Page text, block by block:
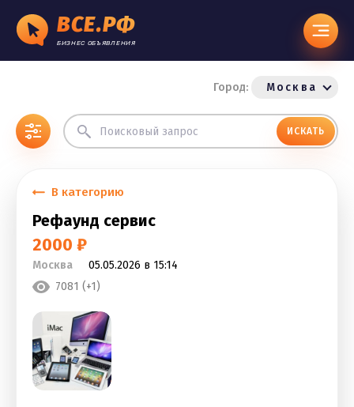
ВСЕ.РФ
БИЗНЕС ОБЪЯВЛЕНИЯ
Город: Москва
ИСКАТЬ
В категорию
Рефаунд сервис
2000 ₽
Москва
05.05.2026 в 15:14
7081 (+1)